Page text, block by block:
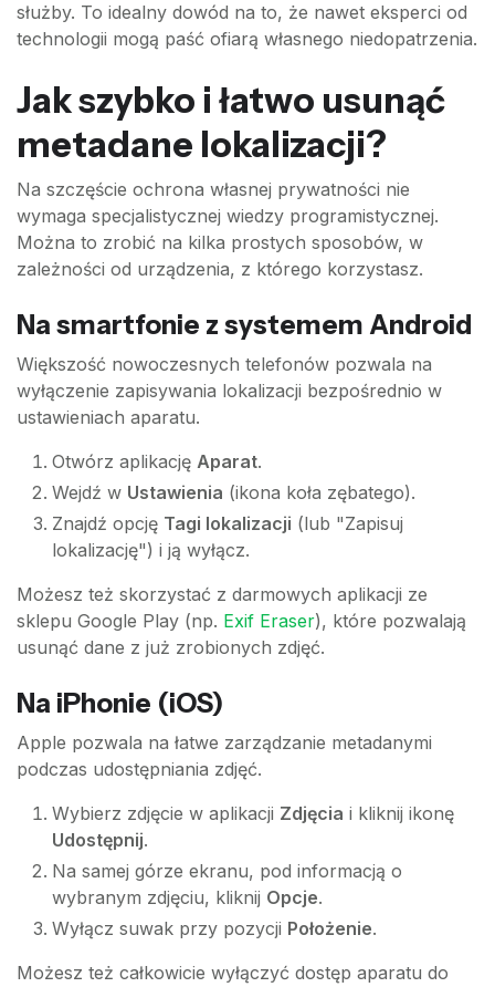
służby. To idealny dowód na to, że nawet eksperci od
technologii mogą paść ofiarą własnego niedopatrzenia.
Jak szybko i łatwo usunąć
metadane lokalizacji?
Na szczęście ochrona własnej prywatności nie
wymaga specjalistycznej wiedzy programistycznej.
Można to zrobić na kilka prostych sposobów, w
zależności od urządzenia, z którego korzystasz.
Na smartfonie z systemem Android
Większość nowoczesnych telefonów pozwala na
wyłączenie zapisywania lokalizacji bezpośrednio w
ustawieniach aparatu.
Otwórz aplikację Aparat.
Wejdź w Ustawienia (ikona koła zębatego).
Znajdź opcję Tagi lokalizacji (lub "Zapisuj
lokalizację") i ją wyłącz.
Możesz też skorzystać z darmowych aplikacji ze
sklepu Google Play (np. Exif Eraser), które pozwalają
usunąć dane z już zrobionych zdjęć.
Na iPhonie (iOS)
Apple pozwala na łatwe zarządzanie metadanymi
podczas udostępniania zdjęć.
Wybierz zdjęcie w aplikacji Zdjęcia i kliknij ikonę
Udostępnij.
Na samej górze ekranu, pod informacją o
wybranym zdjęciu, kliknij Opcje.
Wyłącz suwak przy pozycji Położenie.
Możesz też całkowicie wyłączyć dostęp aparatu do